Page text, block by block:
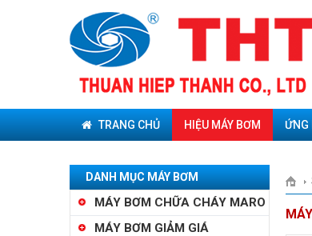
TRANG CHỦ HIỆU MÁY BƠM ỨNG
DANH MỤC MÁY BƠM
MÁY BƠM CHỮA CHÁY MARO
MÁY BƠM GIẢM GIÁ